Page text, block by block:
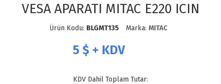
VESA APARATI MITAC E220 ICIN
Ürün Kodu: BLGMT135 Marka: MITAC
5 $ + KDV
KDV Dahil Toplam Tutar: